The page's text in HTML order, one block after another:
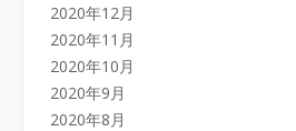
2020年12月
2020年11月
2020年10月
2020年9月
2020年8月